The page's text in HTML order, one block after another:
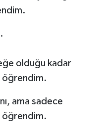
olduğu kadar
öğrendim.
ama sadece
öğrendim.